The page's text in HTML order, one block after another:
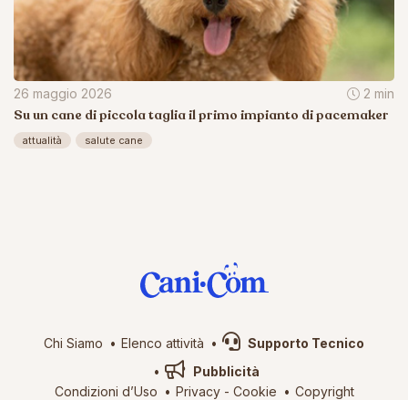
26 maggio 2026 2 min
Su un cane di piccola taglia il primo impianto di pacemaker
attualità salute cane
Chi Siamo Elenco attività
Supporto Tecnico
Pubblicità
Condizioni d’Uso
Privacy- Cookie Copyright